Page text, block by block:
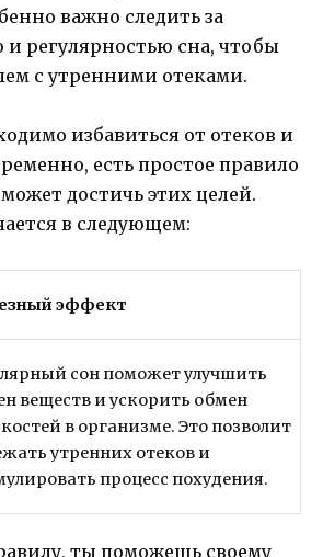
важно следить за
и регулярностью сна, чтобы
с утренними отеками.
избавиться от отеков и
есть простое правило
достичь этих целей.
в следующем:
эффект
сон поможет улучшить
веществ и ускорить обмен
в организме. Это позволит
утренних отеков и
процесс похудения.
ты поможешь своему